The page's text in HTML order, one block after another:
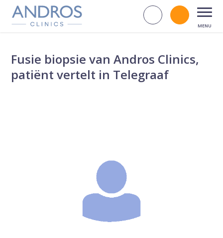
Navigatie overslaan
Zoek op
Bel
Fusie biopsie van Andros Clinics,
patiënt vertelt in Telegraaf